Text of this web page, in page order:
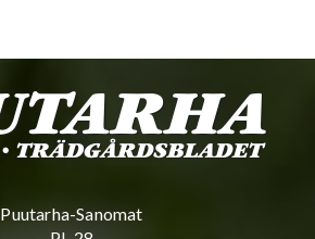
Puutarha-Sanomat